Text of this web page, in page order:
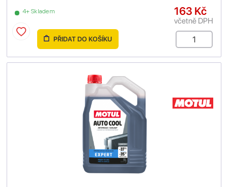
4+ Skladem 163 Kč
včetně DPH
PŘIDAT DO KOŠÍKU